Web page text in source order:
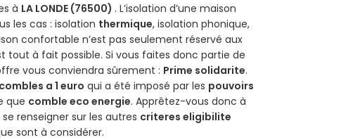
à LA LONDE (76500) . L’isolation d’une maison
les cas : isolation thermique, isolation phonique,
confortable n’est pas seulement réservé aux
tout à fait possible. Si vous faites donc partie de
vous conviendra sûrement : Prime solidarite.
a 1 euro qui a été imposé par les pouvoirs
que comble eco energie. Apprêtez-vous donc à
renseigner sur les autres criteres eligibilite
sont à considérer.